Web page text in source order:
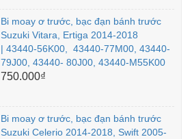
Bi moay ơ trước, bạc đạn bánh trước
Suzuki Vitara, Ertiga 2014-2018
| 43440-56K00, 43440-77M00, 43440-
79J00, 43440- 80J00, 43440-M55K00
750.000₫
Bi moay ơ trước, bạc đạn bánh trước
Suzuki Celerio 2014-2018, Swift 2005-